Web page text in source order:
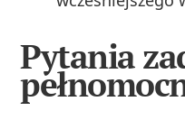
Pytania